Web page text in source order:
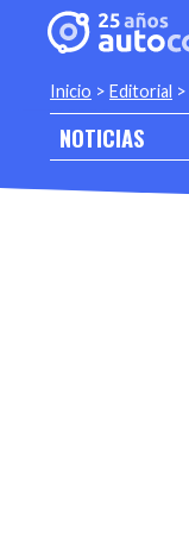
Inicio > Editorial >
NOTICIAS